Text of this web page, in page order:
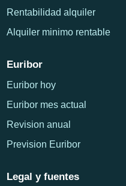
Rentabilidad alquiler
Alquiler minimo rentable
Euribor
Euribor hoy
Euribor mes actual
Revision anual
Prevision Euribor
Legal y fuentes